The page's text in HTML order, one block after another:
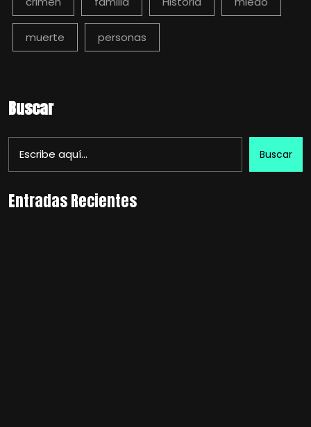
muerte personas
Buscar
Buscar
Entradas Recientes